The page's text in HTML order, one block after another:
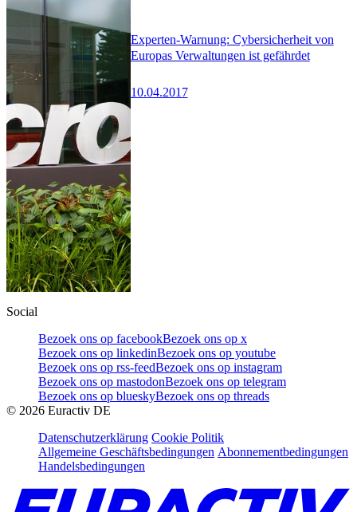
Experten-Warnung: Cybersicherheit von
Europas Verwaltungen ist gefährdet
10.04.2017
Social
Bezoek ons op facebookBezoek ons op x
Bezoek ons op linkedinBezoek ons op youtube
Bezoek ons op rss-feedBezoek ons op instagram
Bezoek ons op mastodonBezoek ons op telegram
Bezoek ons op blueskyBezoek ons op threads
© 2026 Euractiv DE
Datenschutzerklärung Cookie Politik
Allgemeine Geschäftsbedingungen Abonnementbedingungen
Handelsbedingungen